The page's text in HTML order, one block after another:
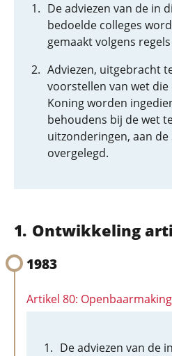
De adviezen van de in
bedoelde colleges
gemaakt volgens
Adviezen, uitgebracht
voorstellen van wet
Koning worden
behoudens bij de wet
uitzonderingen, aan de
overgelegd.
Ontwikkeling
1983
Artikel 80:
De adviezen van de